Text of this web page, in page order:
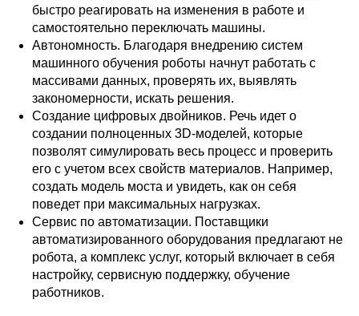
быстро реагировать на изменения в работе и
самостоятельно переключать машины.
Автономность. Благодаря внедрению систем
машинного обучения роботы начнут работать с
массивами данных, проверять их, выявлять
закономерности, искать решения.
Создание цифровых двойников. Речь идет о
создании полноценных 3D-моделей, которые
позволят симулировать весь процесс и проверить
его с учетом всех свойств материалов. Например,
создать модель моста и увидеть, как он себя
поведет при максимальных нагрузках.
Сервис по автоматизации. Поставщики
автоматизированного оборудования предлагают не
робота, а комплекс услуг, который включает в себя
настройку, сервисную поддержку, обучение
работников.